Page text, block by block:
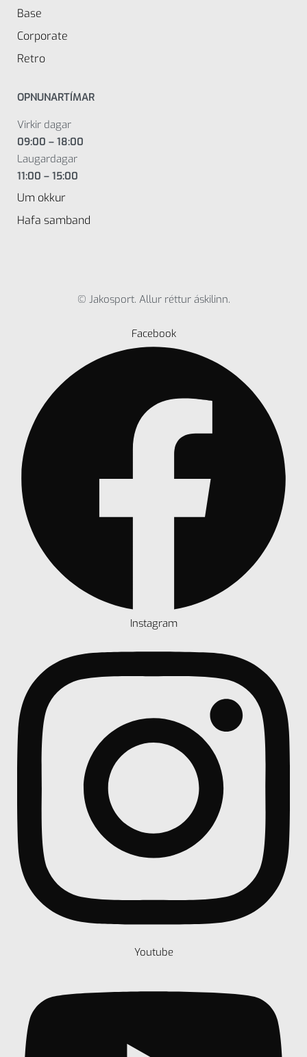
Base
Corporate
Retro
OPNUNARTÍMAR
Virkir dagar
09:00 – 18:00
Laugardagar
11:00 – 15:00
Um okkur
Hafa samband
© Jakosport. Allur réttur áskilinn.
Facebook
Instagram
Youtube